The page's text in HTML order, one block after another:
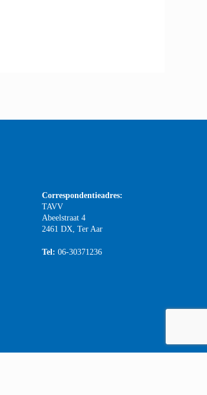
Correspondentieadres:
TAVV
Abeelstraat 4
2461 DX, Ter Aar
Tel: 06-30371236